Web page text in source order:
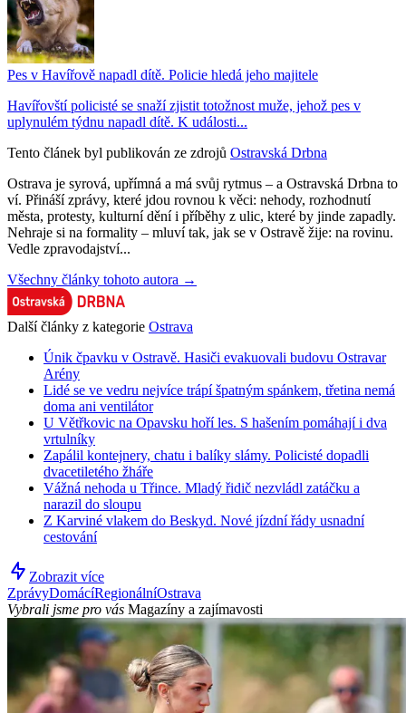
Pes v Havířově napadl dítě. Policie hledá jeho majitele
Havířovští policisté se snaží zjistit totožnost muže, jehož pes v
uplynulém týdnu napadl dítě. K události...
Tento článek byl publikován ze zdrojů Ostravská Drbna
Ostrava je syrová, upřímná a má svůj rytmus – a Ostravská Drbna to
ví. Přináší zprávy, které jdou rovnou k věci: nehody, rozhodnutí
města, protesty, kulturní dění i příběhy z ulic, které by jinde zapadly.
Nehraje si na formality – mluví tak, jak se v Ostravě žije: na rovinu.
Vedle zpravodajství...
Všechny články tohoto autora →
Další články z kategorie Ostrava
Únik čpavku v Ostravě. Hasiči evakuovali budovu Ostravar
Arény
Lidé se ve vedru nejvíce trápí špatným spánkem, třetina nemá
doma ani ventilátor
U Větřkovic na Opavsku hoří les. S hašením pomáhají i dva
vrtulníky
Zapálil kontejnery, chatu i balíky slámy. Policisté dopadli
dvacetiletého žháře
Vážná nehoda u Třince. Mladý řidič nezvládl zatáčku a
narazil do sloupu
Z Karviné vlakem do Beskyd. Nové jízdní řády usnadní
cestování
Zobrazit více
ZprávyDomácíRegionálníOstrava
Vybrali jsme pro vás Magazíny a zajímavosti